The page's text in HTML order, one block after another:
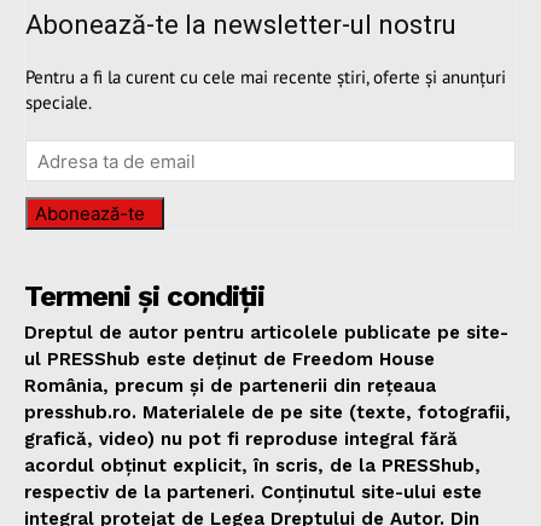
Abonează-te la newsletter-ul nostru
Pentru a fi la curent cu cele mai recente știri, oferte și anunțuri
speciale.
Abonează-te
Termeni și condiții
Dreptul de autor pentru articolele publicate pe site-
ul PRESShub este deținut de Freedom House
România, precum și de partenerii din rețeaua
presshub.ro. Materialele de pe site (texte, fotografii,
grafică, video) nu pot fi reproduse integral fără
acordul obținut explicit, în scris, de la PRESShub,
respectiv de la parteneri. Conținutul site-ului este
integral protejat de Legea Dreptului de Autor. Din